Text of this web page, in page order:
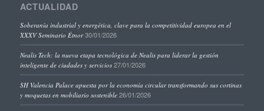
ACTUALIDAD
Soberanía industrial y energética, clave para la competitividad europea en el
XXXV Seminario Étnor 30/01/2026
Nealis Tech: la nueva etapa tecnológica de Nealis para liderar la gestión
inteligente de ciudades y servicios 27/01/2026
SH Valencia Palace apuesta por la economía circular transformando sus cortinas
y moquetas en mobiliario sostenible 26/01/2026